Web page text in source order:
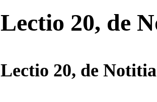
Lectio 20, de
Lectio 20, de Notitia